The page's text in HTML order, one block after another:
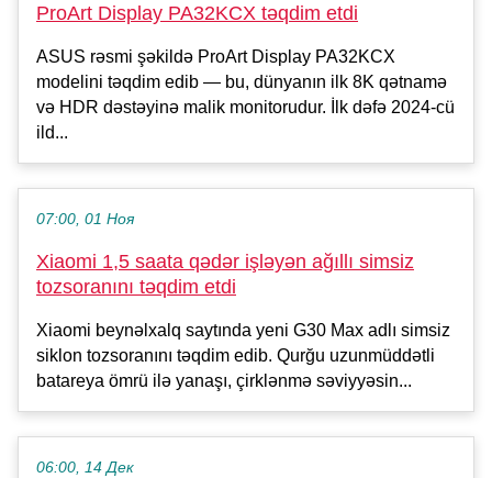
ProArt Display PA32KCX təqdim etdi
ASUS rəsmi şəkildə ProArt Display PA32KCX
modelini təqdim edib — bu, dünyanın ilk 8K qətnamə
və HDR dəstəyinə malik monitorudur. İlk dəfə 2024-cü
ild...
07:00, 01 Ноя
Xiaomi 1,5 saata qədər işləyən ağıllı simsiz
tozsoranını təqdim etdi
Xiaomi beynəlxalq saytında yeni G30 Max adlı simsiz
siklon tozsoranını təqdim edib. Qurğu uzunmüddətli
batareya ömrü ilə yanaşı, çirklənmə səviyyəsin...
06:00, 14 Дек